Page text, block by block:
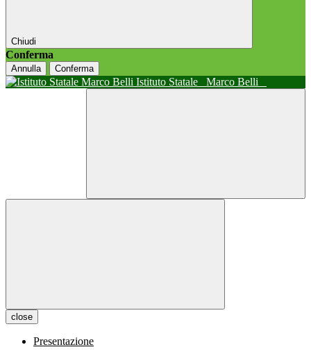
Chiudi
Conferma
Annulla Conferma
Istituto Statale Marco Belli
close
Presentazione